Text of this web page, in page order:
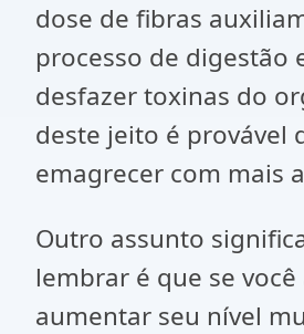
dose de fibras
processo de digestão
desfazer toxinas do
deste jeito é provável
emagrecer com mais
Outro assunto
lembrar é que se você
aumentar seu nível